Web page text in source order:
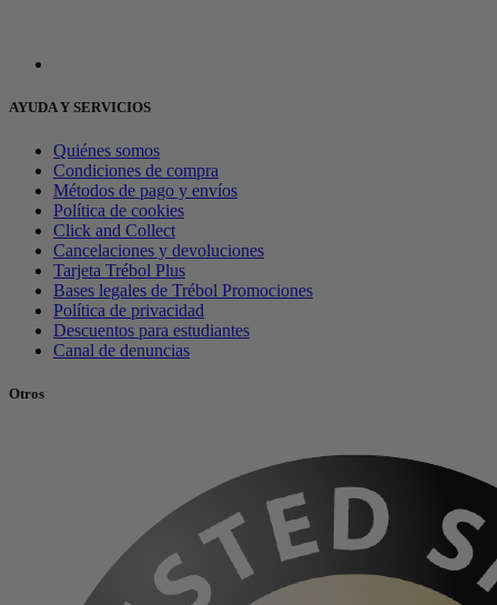
AYUDA Y SERVICIOS
Quiénes somos
Condiciones de compra
Métodos de pago y envíos
Política de cookies
Click and Collect
Cancelaciones y devoluciones
Tarjeta Trébol Plus
Bases legales de Trébol Promociones
Política de privacidad
Descuentos para estudiantes
Canal de denuncias
Otros